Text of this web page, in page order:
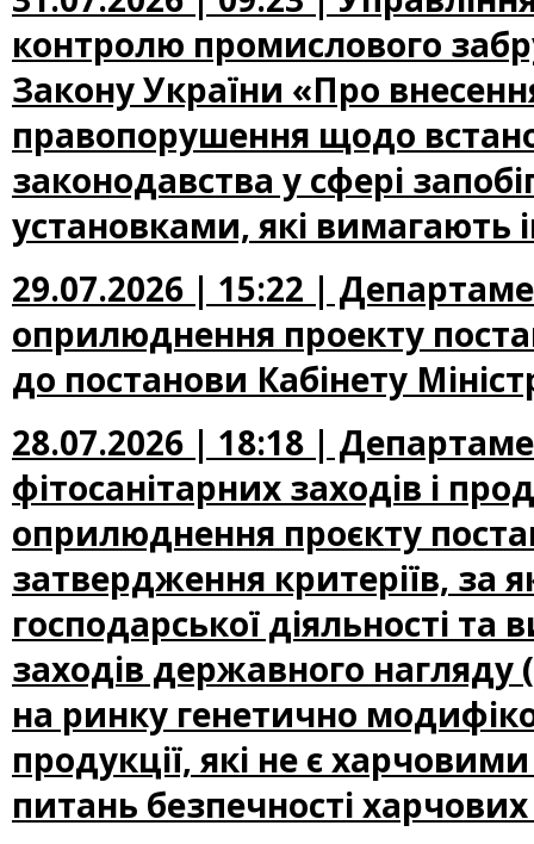
контролю промислового
Закону України «Про
правопорушення щодо
законодавства у сфері
установками, які вимагають
29.07.2026 | 15:22 |
оприлюднення проекту
до постанови Кабінету
28.07.2026 | 18:18 |
фітосанітарних заходів і
оприлюднення проєкту
затвердження критеріїв, за
господарської діяльності
заходів державного
на ринку генетично
продукції, які не є
питань безпечності